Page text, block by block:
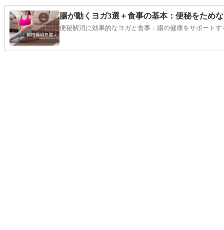
腸が動くヨガ3選＋食事の基本：便秘をため
便秘解消に効果的なヨガと食事：腸の健康をサポート